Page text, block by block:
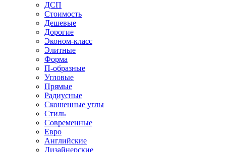
ДСП
Стоимость
Дешевые
Дорогие
Эконом-класс
Элитные
Форма
П-образные
Угловые
Прямые
Радиусные
Скошенные углы
Стиль
Современные
Евро
Английские
Дизайнерские